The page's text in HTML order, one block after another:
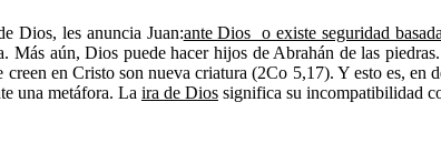
Dios, les anuncia Juan:ante Dios o existe seguridad
Más aún, Dios puede hacer hijos de Abrahán de las
en Cristo son nueva criatura (2Co 5,17). Y esto es,
una metáfora. La ira de Dios significa su incompatibilidad